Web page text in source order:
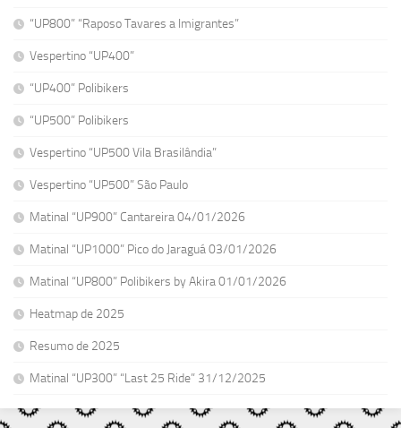
“UP800” “Raposo Tavares a Imigrantes”
Vespertino “UP400”
“UP400” Polibikers
“UP500” Polibikers
Vespertino “UP500 Vila Brasilândia”
Vespertino “UP500” São Paulo
Matinal “UP900” Cantareira 04/01/2026
Matinal “UP1000” Pico do Jaraguá 03/01/2026
Matinal “UP800” Polibikers by Akira 01/01/2026
Heatmap de 2025
Resumo de 2025
Matinal “UP300” “Last 25 Ride” 31/12/2025